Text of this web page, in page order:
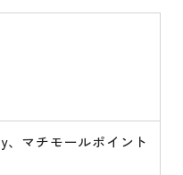
マチモールポイント